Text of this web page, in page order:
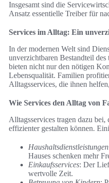
Insgesamt sind die
Ansatz essentielle Treiber für
Services im Alltag: Ein
In der modernen Welt sind
unverzichtbaren Bestandteil
bieten nicht nur den nötigen
Lebensqualität. Familien
Alltagsservices, die ihnen
Wie Services den Alltag von
Alltagsservices tragen dazu
effizienter gestalten können.
Haushaltsdienstleistungen
Hauses schenken mehr
Einkaufsservices: Der
wertvolle Zeit.